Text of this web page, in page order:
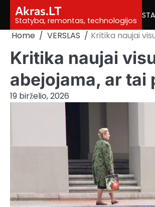
content
Akras.LT
Statyba, remontas, technologijos
Home VERSLAS Kritika naujai
Kritika naujai
abejojama, ar tai
19 birželio, 2026